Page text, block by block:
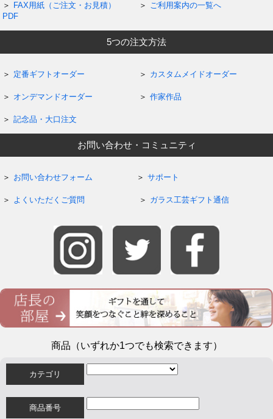
FAX用紙（ご注文・お見積）
PDF
ご利用案内の一覧へ
5つの注文方法
定番ギフトオーダー カスタムメイドオーダー
オンデマンドオーダー 作家作品
記念品・大口注文
お問い合わせ・コミュニティ
お問い合わせフォーム サポート
よくいただくご質問 ガラス工芸ギフト通信
商品（いずれか1つでも検索できます）
カテゴリ
商品番号